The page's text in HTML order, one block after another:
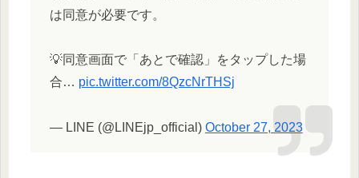
は同意が必要です。
💡同意画面で「あとで確認」をタップした場
合… pic.twitter.com/8QzcNrTHSj
— LINE (@LINEjp_official) October 27, 2023